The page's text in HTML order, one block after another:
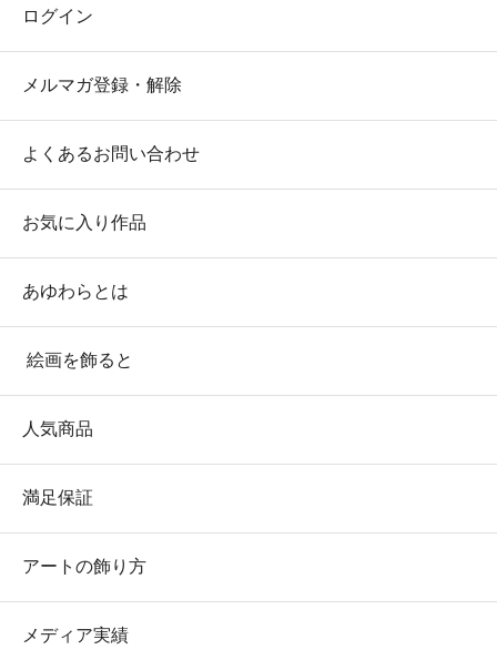
ログイン
メルマガ登録・解除
よくあるお問い合わせ
お気に入り作品
あゆわらとは
絵画を飾ると
人気商品
満足保証
アートの飾り方
メディア実績